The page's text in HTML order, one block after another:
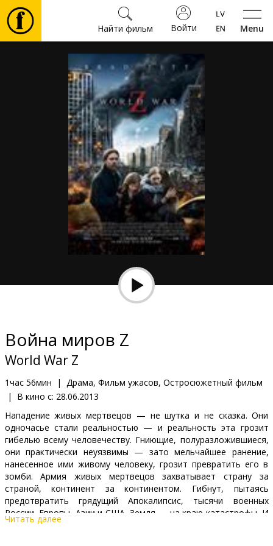
Menu
Войти
Найти фильм
Фильмы
Билеты
Культура
Мероприятия
Новости
Подарки
Клуб
Война миров Z
World War Z
1час 56мин | Драма, Фильм ужасов, Остросюжетный фильм
|
В кино с: 28.06.2013
Нападение живых мертвецов — не шутка и не сказка. Oни
одночасье стали реальностью — и реальность эта грозит
гибелью всему человечеству. Гниющие, полуразложившиеся,
они практически неуязвимы — зато мельчайшее ранение,
нанесенное ими живому человеку, грозит превратить его в
зомби. Армия живых мертвецов захватывает страну за
страной, континент за континентом. Гибнут, пытаясь
предотвратить грядущий Апокалипсис, тысячи военных
России, Европы, Азии и США. Земля — на краю катастрофы. И
совершенно неизвестно, как бороться с противником,
Читать далее